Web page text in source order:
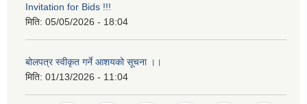
Invitation for Bids !!!
मिति: 05/05/2026 - 18:04
बोलपत्र स्वीकृत गर्ने आशयको सूचना ।।
मिति: 01/13/2026 - 11:04